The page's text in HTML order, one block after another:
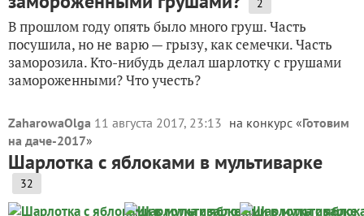
2
В прошлом году опять было много груш. Часть
посушила, но не варю — грызу, как семечки. Часть
заморозила. Кто-нибудь делал шарлотку с грушами
замороженными? Что учесть?
ZaharowaOlga 11 августа 2017, 23:13 на конкурс «Готовим
на даче-2017»
Шарлотка с яблоками в мультиварке
32